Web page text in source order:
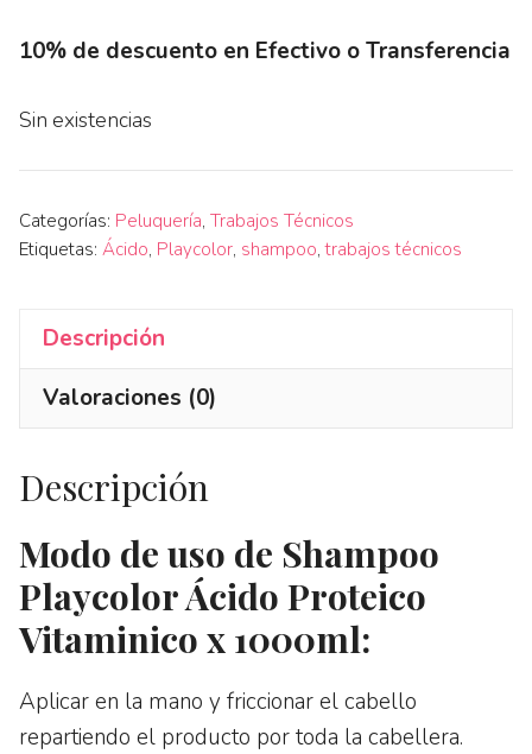
10% de descuento en Efectivo o Transferencia
Sin existencias
Categorías: Peluquería, Trabajos Técnicos
Etiquetas: Ácido, Playcolor, shampoo,trabajos técnicos
Descripción
Valoraciones (0)
Descripción
Modo de uso de Shampoo
Playcolor Ácido Proteico
Vitaminico x 1000ml:
Aplicar en la mano y friccionar el cabello
repartiendo el producto por toda la cabellera.